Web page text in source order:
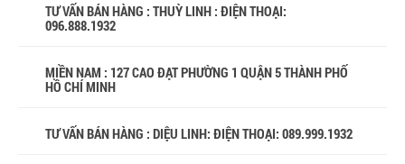
TƯ VẤN BÁN HÀNG : THUỲ LINH : ĐIỆN THOẠI:
096.888.1932
MIỀN NAM : 127 CAO ĐẠT PHƯỜNG 1 QUẬN 5 THÀNH PHỐ
HỒ CHÍ MINH
TƯ VẤN BÁN HÀNG : DIỆU LINH: ĐIỆN THOẠI: 089.999.1932